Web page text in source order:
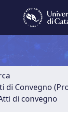
di Convegno
di convegno